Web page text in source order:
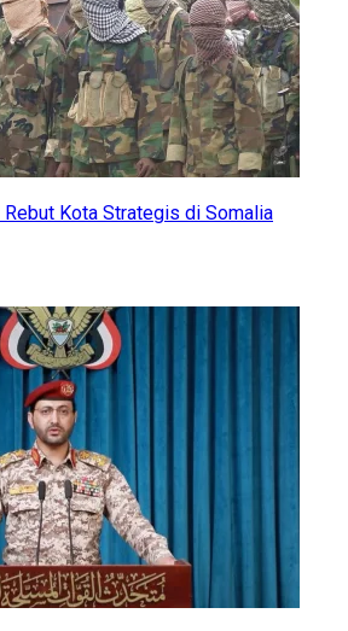
Kota Strategis di Somalia